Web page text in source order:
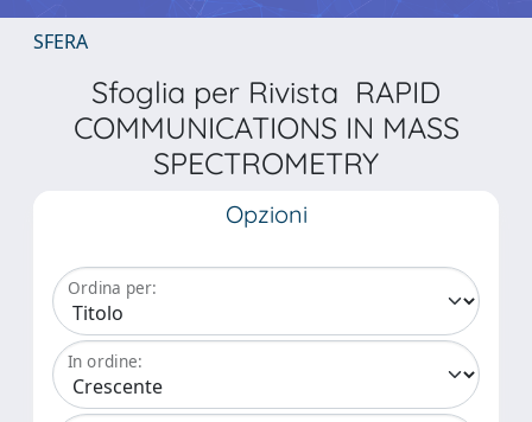
SFERA
Sfoglia per Rivista RAPID
COMMUNICATIONS IN MASS
SPECTROMETRY
Opzioni
Ordina per:
In ordine: